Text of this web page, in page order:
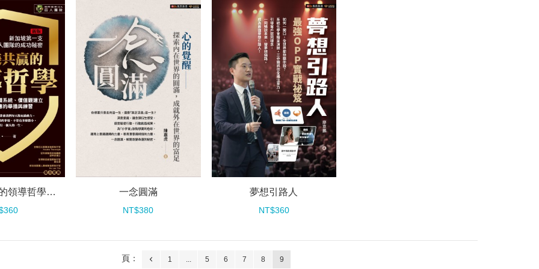
團隊共榮共贏的領導哲學（新版） 一念圓滿
NT$380
夢想引路人
NT$360
頁： 1 5 6 7 8 9